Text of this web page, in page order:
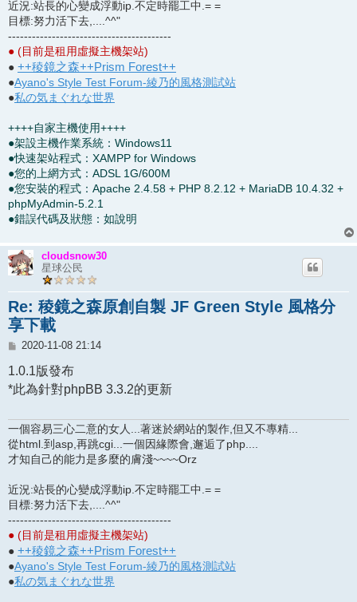
近況:站長的心變成浮動ip.不定時罷工中.= =
目標:努力活下去,....^^"
-----------------------------------------
● (目前是租用虛擬主機架站)
● ++稜鏡之森++Prism Forest++
●Ayano's Style Test Forum-綾乃的風格測試站
●私の気まぐれな世界
++++自家主機使用++++
●架設主機作業系統：Windows11
●快速架站程式：XAMPP for Windows
●您的上網方式：ADSL 1G/600M
●您安裝的程式：Apache 2.4.58 + PHP 8.2.12 + MariaDB 10.4.32 +
phpMyAdmin-5.2.1
●錯誤代碼及狀態：如說明
cloudsnow30
星球公民
Re: 稜鏡之森原創自製 JF Green Style 風格分
享下載
文
2020-11-08 21:14
1.0.1版發布
*此為針對phpBB 3.3.2的更新
一個容易三心二意的女人...著迷於網站的製作,但又不專精...
從html.到asp,再跳cgi...一個因緣際會,邂逅了php....
才知自己的能力是多麼的膚淺~~~~Orz
近況:站長的心變成浮動ip.不定時罷工中.= =
目標:努力活下去,....^^"
-----------------------------------------
● (目前是租用虛擬主機架站)
● ++稜鏡之森++Prism Forest++
●Ayano's Style Test Forum-綾乃的風格測試站
●私の気まぐれな世界